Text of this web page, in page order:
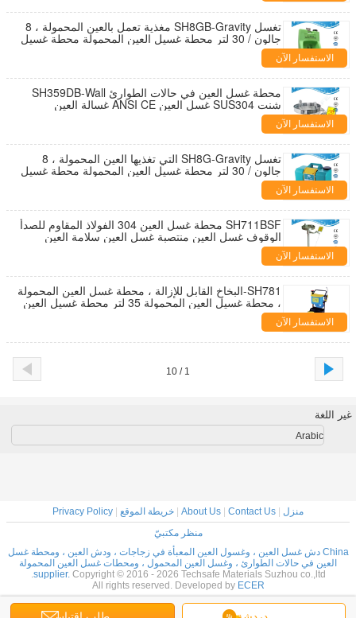
تغسل SH8GB-Gravity مغذية تعمل بالعين المحمولة ، 8
جالون / 30 لتر محطة غسيل العين المحمولة محطة غسيل
العين المحمولةالاستفسار الآن
محطة غسل العين في حالات الطوارئ SH359DB-Wall
شنت SUS304 غسل العين ANSI CE غسالة العين
الطوارئ معدات واقية الشخصيةالاستفسار الآن
تغسل SH8G-Gravity التي تغذيها العين المحمولة ، 8
جالون / 30 لتر محطة غسيل العين المحمولة محطة غسيل
العين المحمولةالاستفسار الآن
SH711BSF محطة غسل العين 304 الفولاذ المقاوم للصدأ
الوقوف غسل العين منتصبة غسل العين سلامة العين
مصنوعة من SUS304 يلتقي ANSIالاستفسار الآن
SH781-البخاخ القابل للإزالة ، محطة غسل العين المحمولة
، محطة غسيل العين المحمولة 35 لتر محطة غسيل العين
محطة غسيل العينالاستفسار الآن
1 / 10
غير اللغة
Arabic
منزل About Us Contact Us خريطة الموقع
Privacy Policy
منظر مكتبيّ
China دش غسل العين ، وغسول العين المعبأة في زجاجات ، ودش العين ، ومحطة غسل
العين في حالات الطوارئ ، وغسل العين المحمول ، ومحطات غسل العين المحمولة
supplier. Copyright © 2016 - 2026 Techsafe Materials Suzhou co.,ltd.
All rights reserved. Developed by ECER